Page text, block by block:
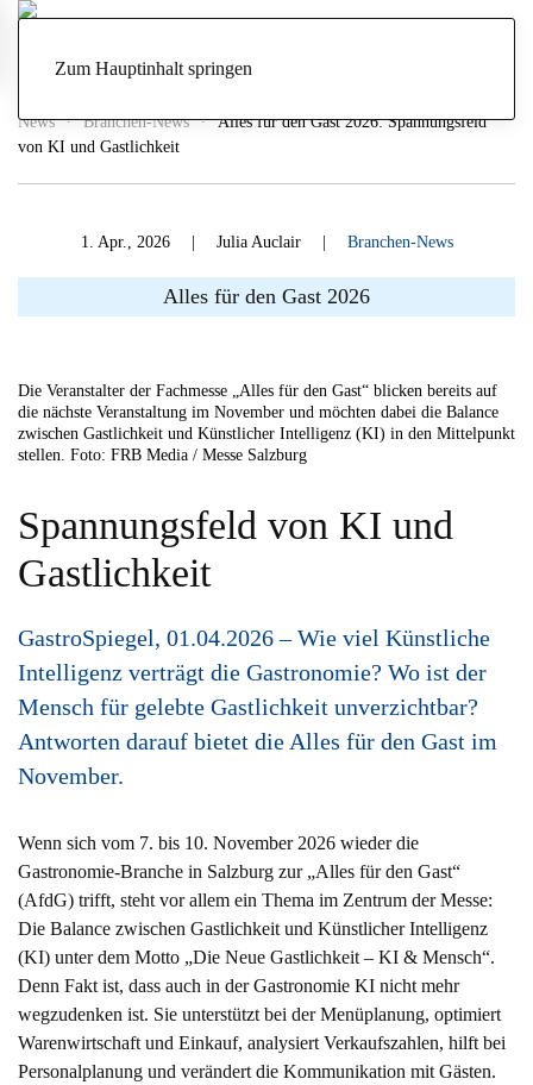
Zum Hauptinhalt springen
News Branchen-News
Alles für den Gast 2026: Spannungsfeld
von KI und Gastlichkeit
1. Apr., 2026| Julia Auclair | Branchen-News
Alles für den Gast 2026
Die Veranstalter der Fachmesse „Alles für den Gast“ blicken bereits auf
die nächste Veranstaltung im November und möchten dabei die Balance
zwischen Gastlichkeit und Künstlicher Intelligenz (KI) in den Mittelpunkt
stellen. Foto: FRB Media / Messe Salzburg
Spannungsfeld von KI und
Gastlichkeit
GastroSpiegel, 01.04.2026 – Wie viel Künstliche
Intelligenz verträgt die Gastronomie? Wo ist der
Mensch für gelebte Gastlichkeit unverzichtbar?
Antworten darauf bietet die Alles für den Gast im
November.
Wenn sich vom 7. bis 10. November 2026 wieder die
Gastronomie-Branche in Salzburg zur „Alles für den Gast“
(AfdG) trifft, steht vor allem ein Thema im Zentrum der Messe:
Die Balance zwischen Gastlichkeit und Künstlicher Intelligenz
(KI) unter dem Motto „Die Neue Gastlichkeit – KI & Mensch“.
Denn Fakt ist, dass auch in der Gastronomie KI nicht mehr
wegzudenken ist. Sie unterstützt bei der Menüplanung, optimiert
Warenwirtschaft und Einkauf, analysiert Verkaufszahlen, hilft bei
Personalplanung und verändert die Kommunikation mit Gästen.